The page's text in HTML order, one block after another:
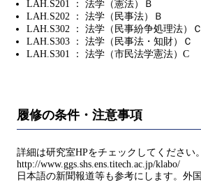
LAH.S201 ： 法学（憲法）Ｂ
LAH.S202 ： 法学（民事法）Ｂ
LAH.S302 ： 法学（民事紛争処理法）Ｃ
LAH.S303 ： 法学（民事法・知財）Ｃ
LAH.S301 ： 法学（市民法学憲法）C
履修の条件・注意事項
詳細は研究室HPをチェックしてください。
http://www.ggs.shs.ens.titech.ac.jp/klabo/
日本語の新聞報道等も参考にします。外